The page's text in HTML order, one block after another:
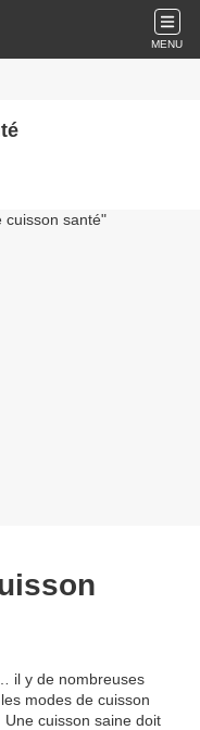
MENU
il y de nombreuses
modes de cuisson
cuisson saine doit